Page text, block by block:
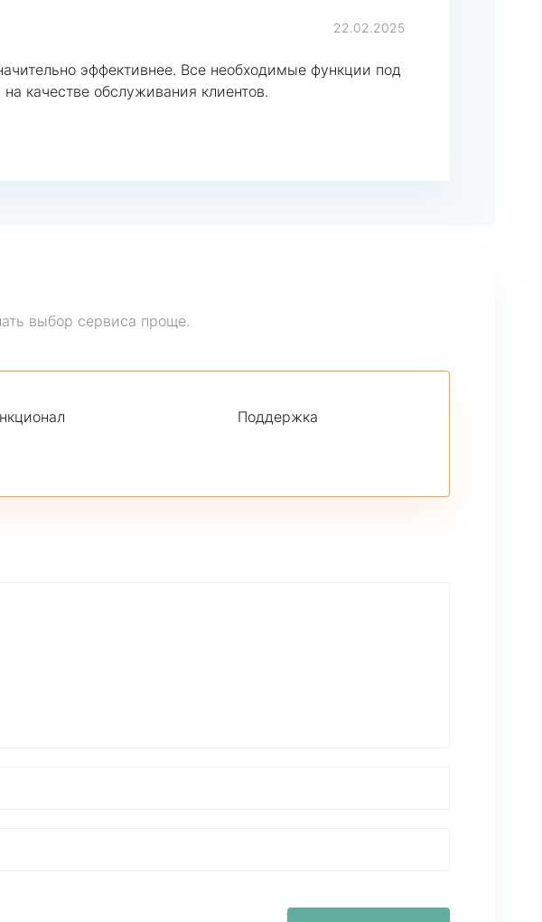
22.02.2025
эффективнее. Все необходимые функции под
качестве обслуживания клиентов.
выбор сервиса проще.
Поддержка